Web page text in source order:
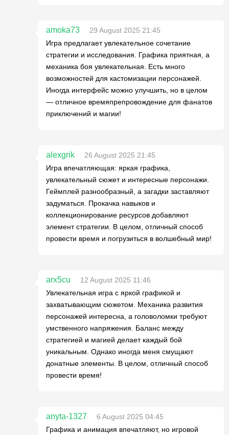
amoka73
29 August 2025 21:45
Игра предлагает увлекательное сочетание
стратегии и исследования. Графика приятная, а
механика боя увлекательная. Есть много
возможностей для кастомизации персонажей.
Иногда интерфейс можно улучшить, но в целом
— отличное времяпрепровождение для фанатов
приключений и магии!
alexgrik
26 August 2025 21:45
Игра впечатляющая: яркая графика,
увлекательный сюжет и интересные персонажи.
Геймплей разнообразный, а загадки заставляют
задуматься. Прокачка навыков и
коллекционирование ресурсов добавляют
элемент стратегии. В целом, отличный способ
провести время и погрузиться в волшебный мир!
arx5cu
12 August 2025 11:46
Увлекательная игра с яркой графикой и
захватывающим сюжетом. Механика развития
персонажей интересна, а головоломки требуют
умственного напряжения. Баланс между
стратегией и магией делает каждый бой
уникальным. Однако иногда меня смущают
донатные элементы. В целом, отличный способ
провести время!
anyta-1327
6 August 2025 04:45
Графика и анимация впечатляют, но игровой